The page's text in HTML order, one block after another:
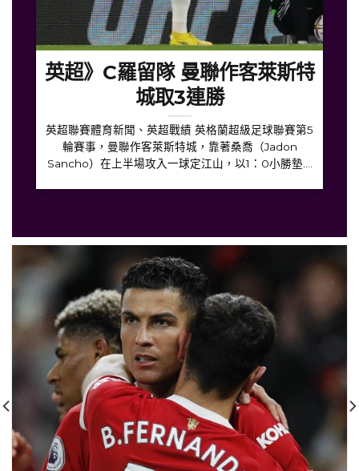
英超》C羅留隊 曼聯作客萊斯特
城取3連勝
英超聯賽體育新聞、英超戰績 英格蘭超級足球聯賽第5
輪賽事，曼聯作客萊斯特城，靠著桑喬（Jadon
Sancho）在上半場攻入一球定江山，以1：0小勝墊....